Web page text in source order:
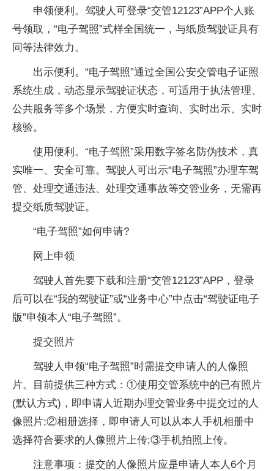
申领便利。驾驶人可登录“交管12123”APP个人账
号领取，“电子驾照”式样全国统一，与纸质驾驶证具有
同等法律效力。
出示便利。“电子驾照”通过全国公安交管电子证照
系统生成，动态显示驾驶证状态，可适用于执法管理、
公共服务等多个场景，方便实时查询、实时出示、实时
核验。
使用便利。“电子驾照”采用数字签名防伪技术，真
实唯一、安全可靠。驾驶人可出示“电子驾照”办理车驾
管、处理交通违法、处理交通事故等交管业务，无需再
提交纸质驾驶证。
“电子驾照”如何申请?
网上申领
驾驶人首先要下载和注册“交管12123”APP，登录
后可以在“我的驾驶证”或“业务中心”中点击“驾驶证电子
版”申领本人“电子驾照”。
提交照片
驾驶人申领“电子驾照”时需提交申请人的人像照
片。目前提供三种方式：①使用交管系统中的已有照片
(默认方式)，即申请人近期办理交管业务中提交过的人
像照片;②相册选择，即申请人可以从本人手机相册中
选择符合要求的人像照片上传;③手机拍照上传。
注意事项：提交的人像照片应是申请人本人6个月